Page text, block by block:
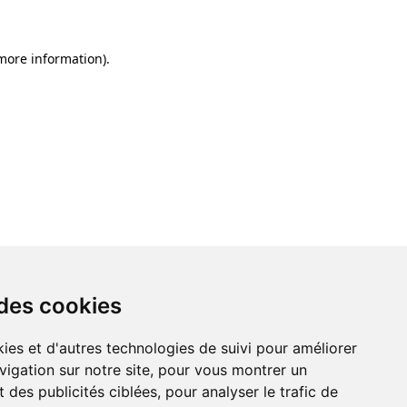
cookies
et d'autres technologies de suivi pour améliorer
sur notre site, pour vous montrer un
des publicités ciblées, pour analyser le trafic de
information).